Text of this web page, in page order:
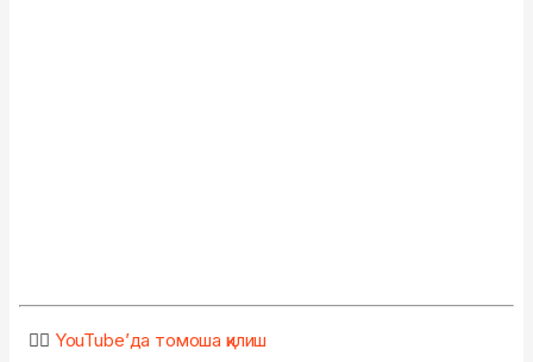
👉🏻 YouTube’да томоша қилиш